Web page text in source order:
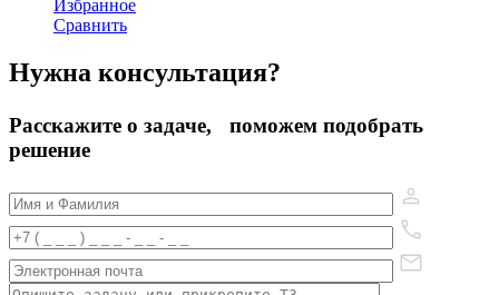
Избранное
Сравнить
Нужна консультация?
Расскажите о задаче, поможем подобрать
решение